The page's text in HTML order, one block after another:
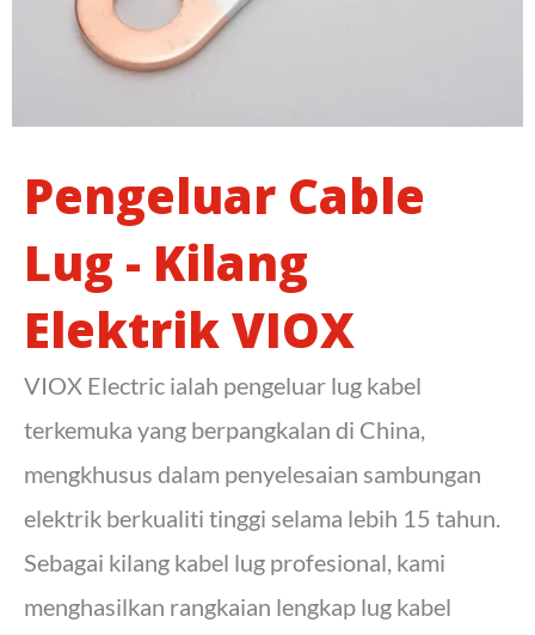
Pengeluar Cable
Lug - Kilang
Elektrik VIOX
VIOX Electric ialah pengeluar lug kabel
terkemuka yang berpangkalan di China,
mengkhusus dalam penyelesaian sambungan
elektrik berkualiti tinggi selama lebih 15 tahun.
Sebagai kilang kabel lug profesional, kami
menghasilkan rangkaian lengkap lug kabel